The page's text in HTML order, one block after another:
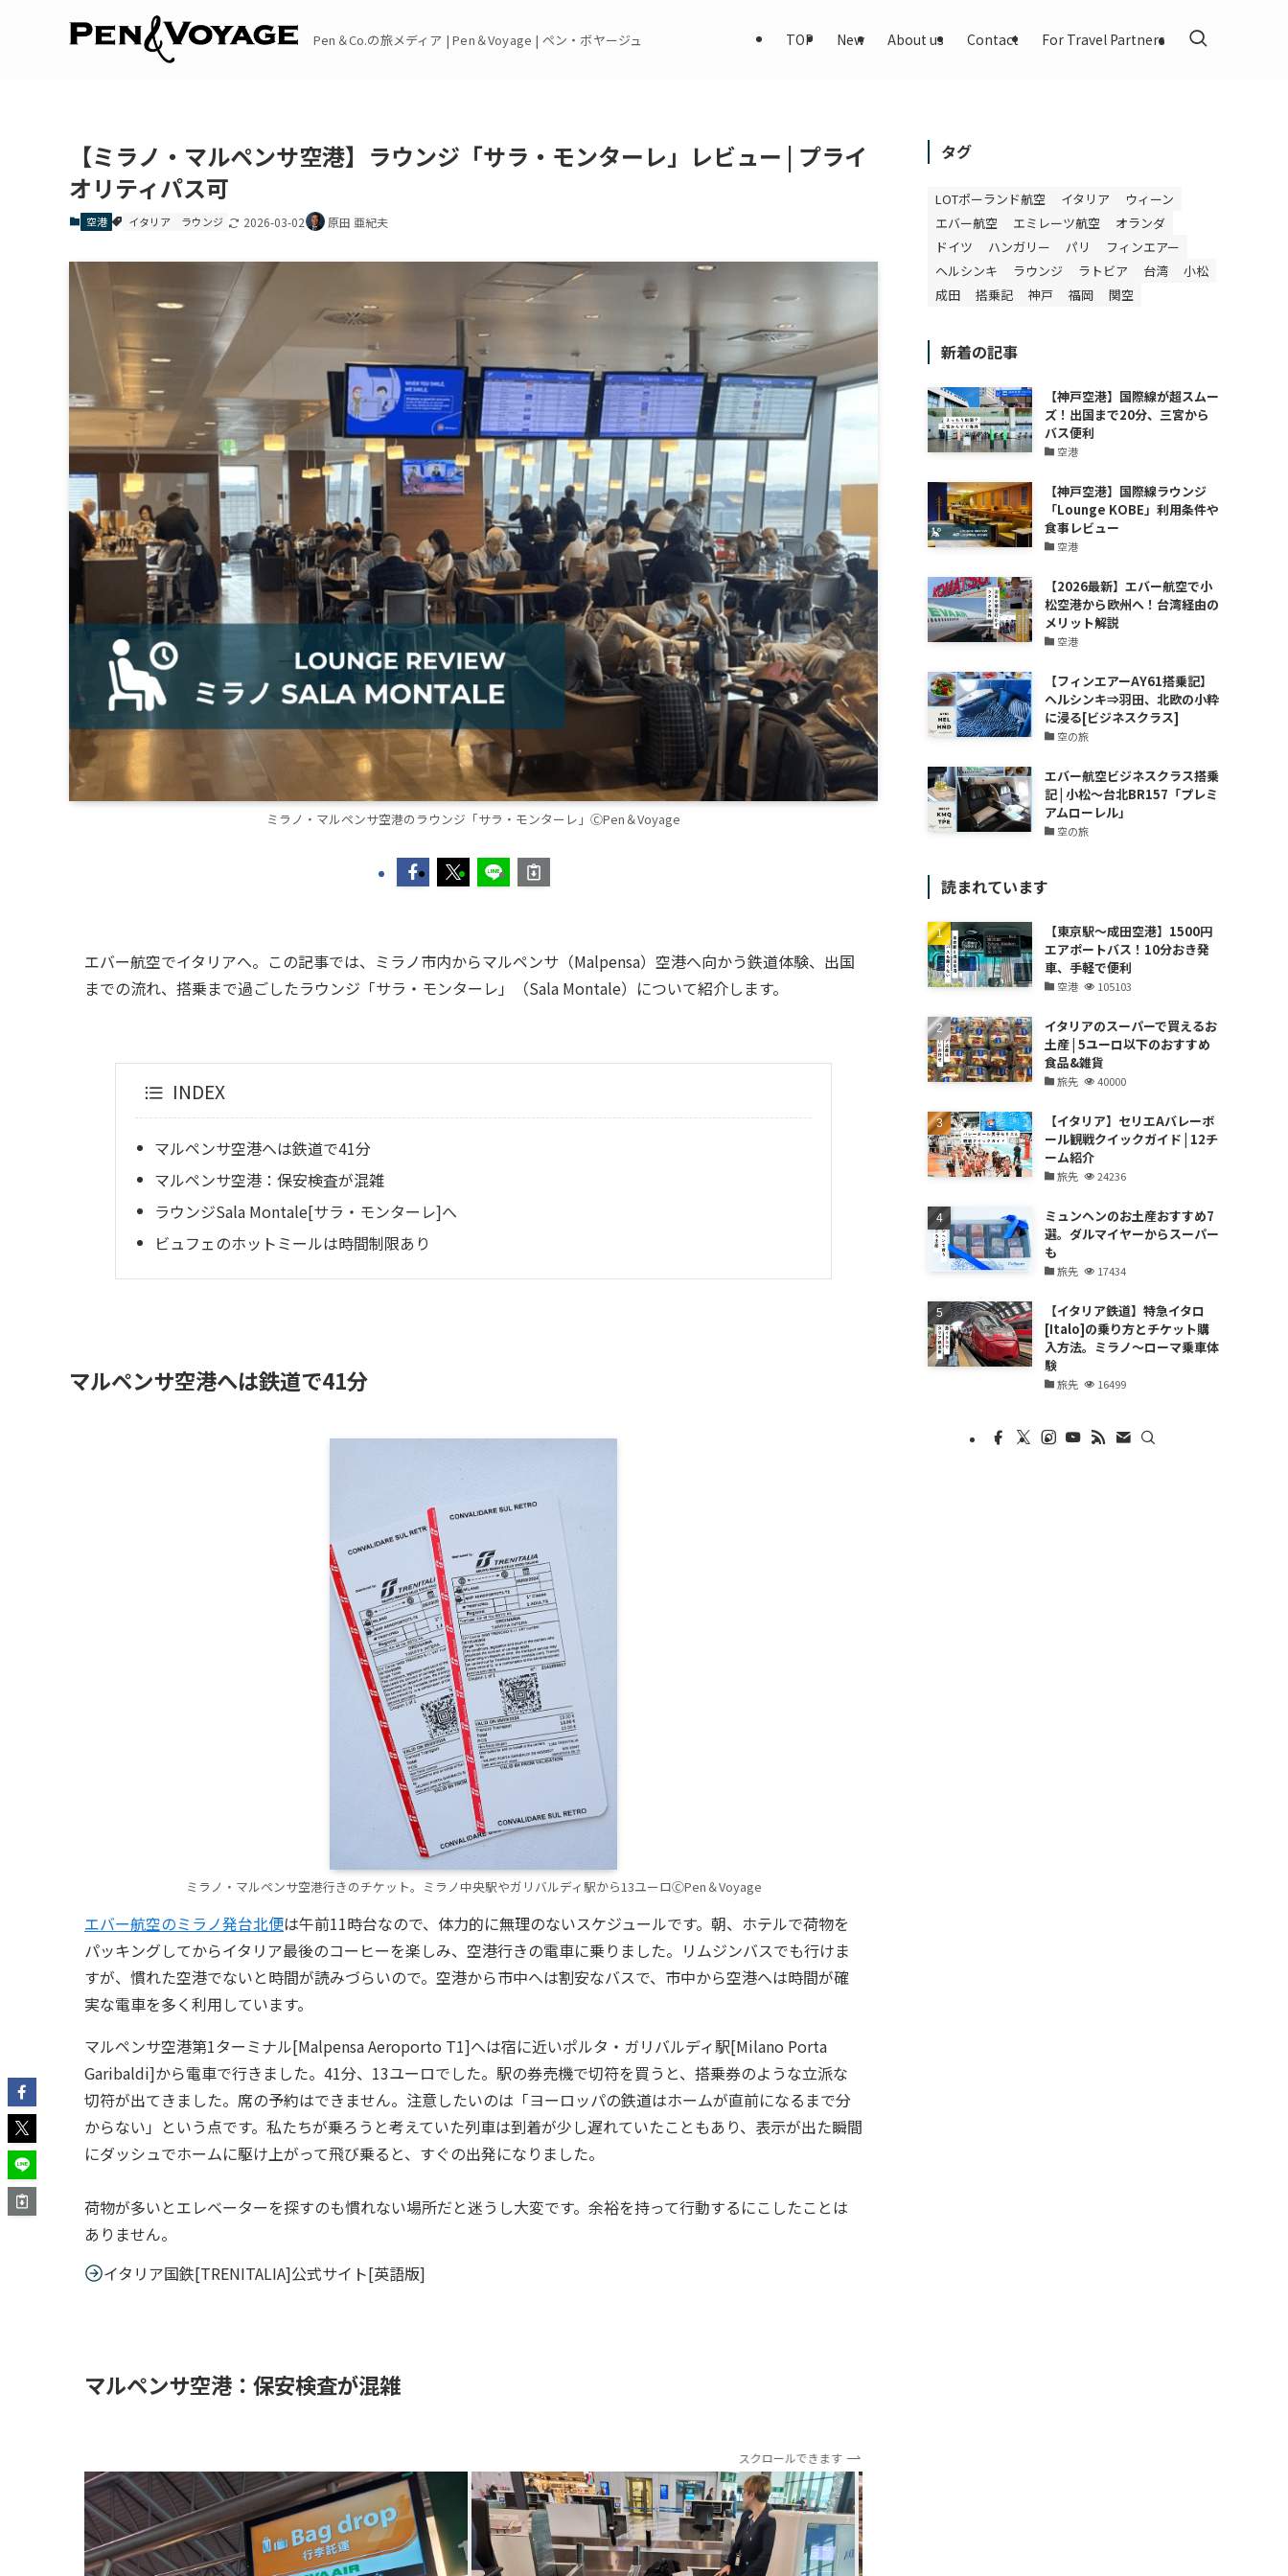
Pen＆Co.の旅メディア | Pen＆Voyage | ペン・ボヤージュ TOP New About us Contact For Travel Partners
【ミラノ・マルペンサ空港】ラウンジ「サラ・モンターレ」レビュー | プライ
オリティパス可
空港 イタリア ラウンジ 2026-03-02 原田 亜紀夫
ミラノ・マルペンサ空港のラウンジ「サラ・モンターレ」ⒸPen＆Voyage
エバー航空でイタリアへ。この記事では、ミラノ市内からマルペンサ（Malpensa）空港へ向かう鉄道体験、出国
までの流れ、搭乗まで過ごしたラウンジ「サラ・モンターレ」（Sala Montale）について紹介します。
INDEX
マルペンサ空港へは鉄道で41分
マルペンサ空港：保安検査が混雑
ラウンジSala Montale[サラ・モンターレ]へ
ビュフェのホットミールは時間制限あり
マルペンサ空港へは鉄道で41分
ミラノ・マルペンサ空港行きのチケット。ミラノ中央駅やガリバルディ駅から13ユーロⒸPen＆Voyage
エバー航空のミラノ発台北便は午前11時台なので、体力的に無理のないスケジュールです。朝、ホテルで荷物を
パッキングしてからイタリア最後のコーヒーを楽しみ、空港行きの電車に乗りました。リムジンバスでも行けま
すが、慣れた空港でないと時間が読みづらいので。空港から市中へは割安なバスで、市中から空港へは時間が確
実な電車を多く利用しています。
マルペンサ空港第1ターミナル[Malpensa Aeroporto T1]へは宿に近いポルタ・ガリバルディ駅[Milano Porta
Garibaldi]から電車で行きました。41分、13ユーロでした。駅の券売機で切符を買うと、搭乗券のような立派な
切符が出てきました。席の予約はできません。注意したいのは「ヨーロッパの鉄道はホームが直前になるまで分
からない」という点です。私たちが乗ろうと考えていた列車は到着が少し遅れていたこともあり、表示が出た瞬間
にダッシュでホームに駆け上がって飛び乗ると、すぐの出発になりました。
荷物が多いとエレベーターを探すのも慣れない場所だと迷うし大変です。余裕を持って行動するにこしたことは
ありません。
イタリア国鉄[TRENITALIA]公式サイト[英語版]
マルペンサ空港：保安検査が混雑
スクロールできます
タグ
LOTポーランド航空 イタリア
ウィーン
エバー航空
エミレーツ航空
オランダ
ドイツ
ハンガリー パリ
フィンエアー
ヘルシンキ
ラウンジ ラトビア 台湾
小松
成田
搭乗記 神戸 福岡 関空
新着の記事
【神戸空港】国際線が超スムー
ズ！出国まで20分、三宮から
バス便利
空港
【神戸空港】国際線ラウンジ
「Lounge KOBE」利用条件や
食事レビュー
空港
【2026最新】エバー航空で小
松空港から欧州へ！台湾経由の
メリット解説
空港
【フィンエアーAY61搭乗記】
ヘルシンキ⇒羽田、北欧の小粋
に浸る[ビジネスクラス]
空の旅
エバー航空ビジネスクラス搭乗
記 | 小松～台北BR157「プレミ
アムローレル」
空の旅
読まれています
【東京駅～成田空港】1500円
エアポートバス！10分おき発
車、手軽で便利
空港 105103
イタリアのスーパーで買えるお
土産 | 5ユーロ以下のおすすめ
食品&雑貨
旅先 40000
【イタリア】セリエAバレーボ
ール観戦クイックガイド | 12チ
ーム紹介
旅先 24236
ミュンヘンのお土産おすすめ7
選。ダルマイヤーからスーパー
も
旅先 17434
【イタリア鉄道】特急イタロ
[Italo]の乗り方とチケット購
入方法。ミラノ〜ローマ乗車体
験
旅先 16499